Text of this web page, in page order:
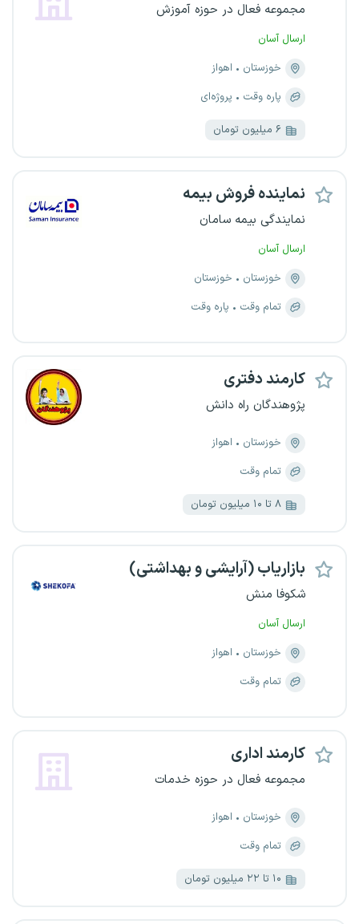
مجموعه فعال در حوزه آموزش
ارسال آسان
خوزستان
اهواز
پاره وقت
پروژه‌ای
۶ میلیون تومان
نماینده فروش بیمه
نمایندگی بیمه سامان
ارسال آسان
خوزستان
خوزستان
تمام وقت
پاره وقت
کارمند دفتری
پژوهندگان راه دانش
خوزستان
اهواز
تمام وقت
۸ تا ۱۰ میلیون تومان
بازاریاب (آرایشی و بهداشتی)
شکوفا منش
ارسال آسان
خوزستان
اهواز
تمام وقت
کارمند اداری
مجموعه فعال در حوزه خدمات
خوزستان
اهواز
تمام وقت
۱۰ تا ۲۲ میلیون تومان